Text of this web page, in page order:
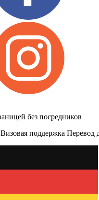
без посредников
Визовая поддержка Перевод